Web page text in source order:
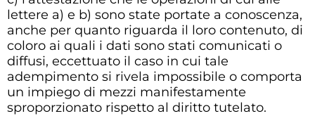
lettere a) e b) sono state portate a conoscenza,
anche per quanto riguarda il loro contenuto, di
coloro ai quali i dati sono stati comunicati o
diffusi, eccettuato il caso in cui tale
adempimento si rivela impossibile o comporta
un impiego di mezzi manifestamente
sproporzionato rispetto al diritto tutelato.